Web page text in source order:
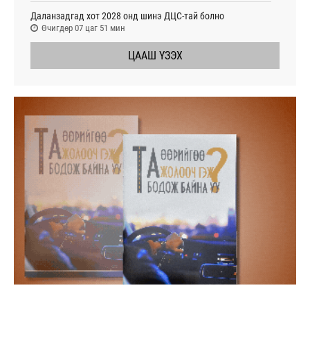
Даланзадгад хот 2028 онд шинэ ДЦС-тай болно
Өчигдөр 07 цаг 51 мин
ЦААШ ҮЗЭХ